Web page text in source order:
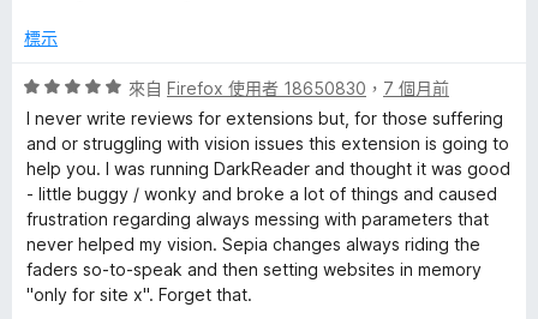
滿
5
分
標示
評
價
5
分
，
滿
分
5
分
來自 Firefox 使用者 18650830 ， 7 個月前
I never write reviews for extensions but, for those suffering
and or struggling with vision issues this extension is going to
help you. I was running DarkReader and thought it was good
- little buggy / wonky and broke a lot of things and caused
frustration regarding always messing with parameters that
never helped my vision. Sepia changes always riding the
faders so-to-speak and then setting websites in memory
"only for site x". Forget that.